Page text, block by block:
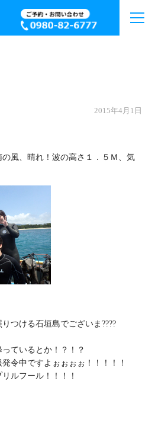
2015年4月1日
風、晴れ！波の高さ１．５Ｍ、気
つける石垣島でございま????
ているとか！？！？
令中ですよぉぉぉぉ！！！！！
ルフール！！！！